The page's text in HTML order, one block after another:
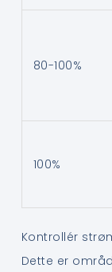
80-100%
100%
Kontrollér
Dette er